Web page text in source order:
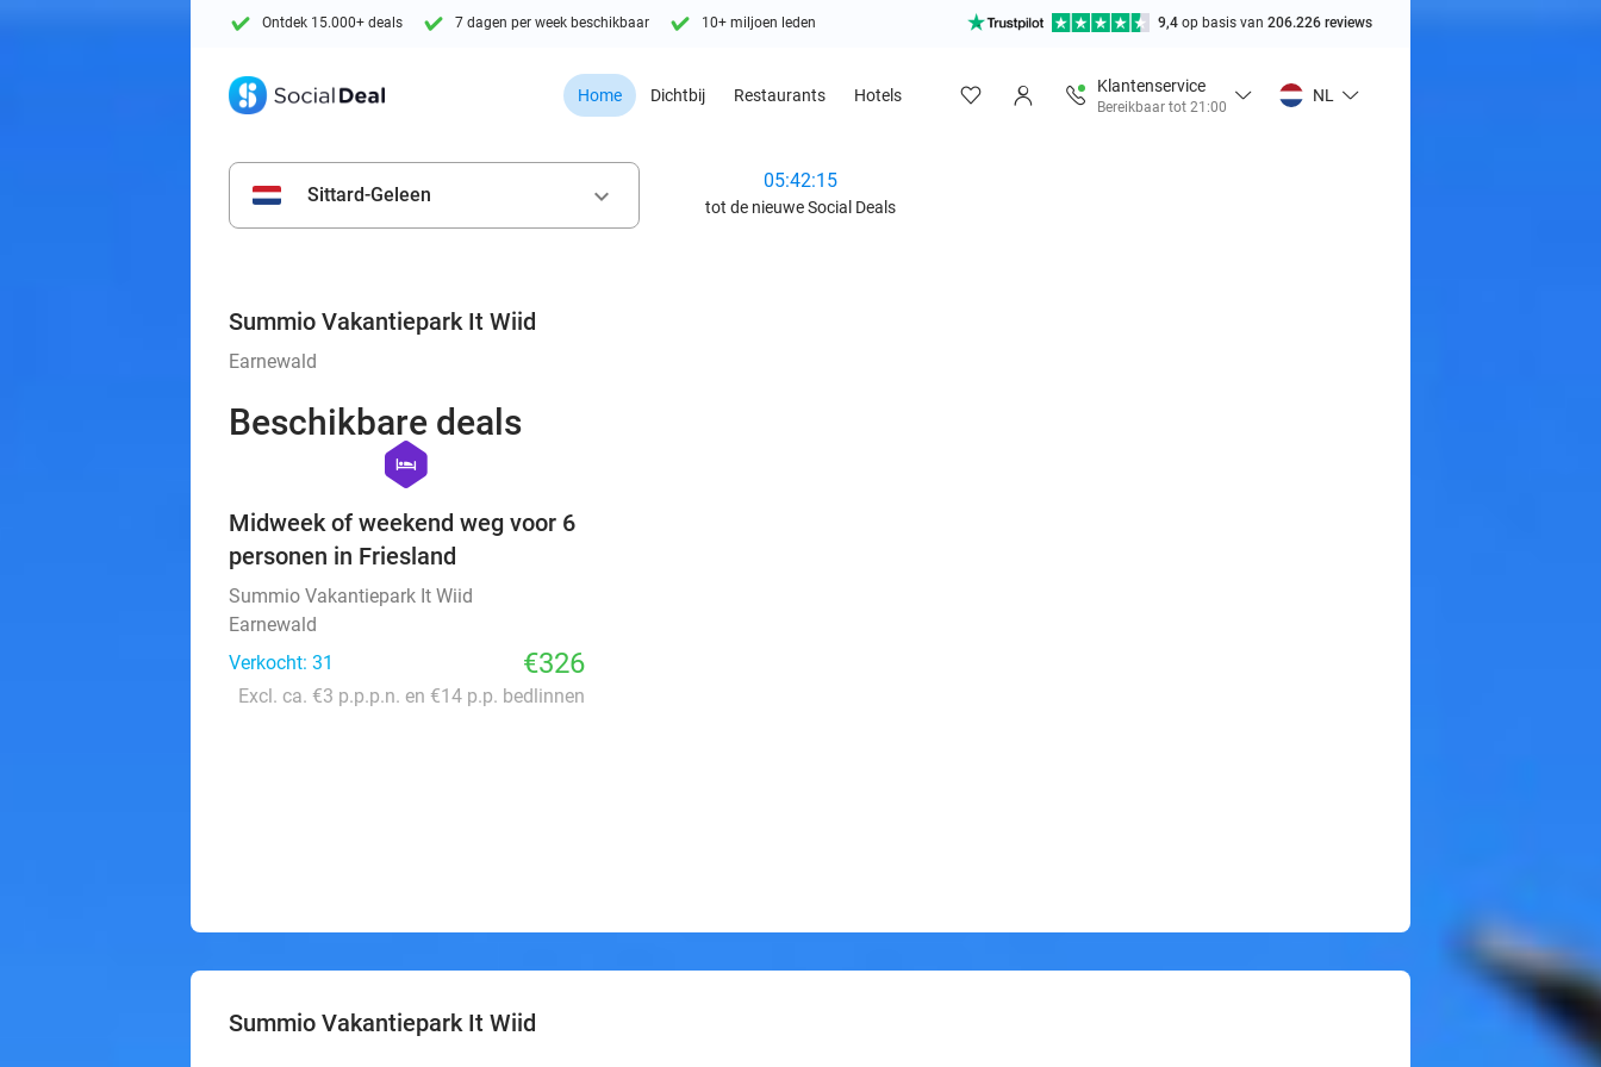
Ontdek 15.000+ deals 7 dagen per week beschikbaar 10+ miljoen leden 9,4 op basis van 206.226 reviews
Home Dichtbij Restaurants Hotels
Klantenservice
Bereikbaar tot 21:00
NL
Sittard-Geleen keyboard_arrow_down
05:42:14
tot de nieuwe Social Deals
Summio Vakantiepark It Wiid
Earnewald
Beschikbare deals
hexagon
hotel
Midweek of weekend weg voor 6
personen in Friesland
Summio Vakantiepark It Wiid
Earnewald
Verkocht: 31
€326
Excl. ca. €3 p.p.p.n. en €14 p.p. bedlinnen
Summio Vakantiepark It Wiid